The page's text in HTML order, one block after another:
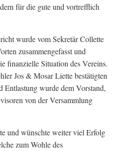
für die gute und vortrefflich
wurde vom Sekretär Collette
zusammengefasst und
finanzielle Situation des Vereins.
Jos & Mosar Liette bestätigten
Entlastung wurde dem Vorstand,
von der Versammlung
und wünschte weiter viel Erfolg
zum Wohle des